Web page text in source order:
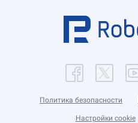
Политика безопасности
Настройки cookie